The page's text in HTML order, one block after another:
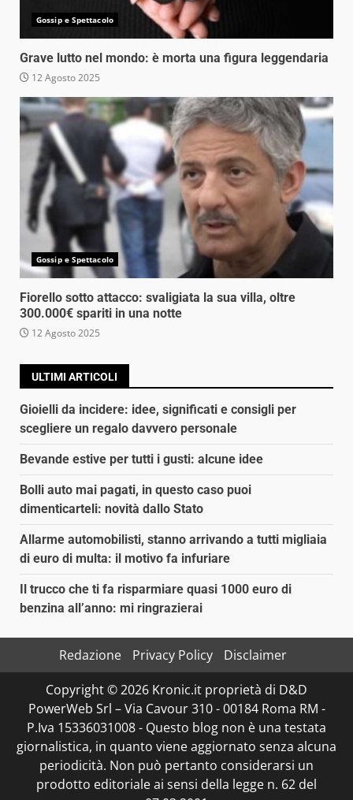
Gossip e Spettacolo
Grave lutto nel mondo: è morta una figura leggendaria
12 Agosto 2025
Gossip e Spettacolo
Fiorello sotto attacco: svaligiata la sua villa, oltre
300.000€ spariti in una notte
12 Agosto 2025
ULTIMI ARTICOLI
Gioielli da incidere: idee, significati e consigli per
scegliere un regalo davvero personale
Bevande estive per tutti i gusti: alcune idee
Bolli auto mai pagati, in questo caso puoi
dimenticarteli: novità dallo Stato
Allarme automobilisti, stanno arrivando a tutti migliaia
di euro di multa: il motivo fa infuriare
Il trucco che ti fa risparmiare quasi 1000 euro di
benzina all’anno: mi ringrazierai
Redazione Privacy Policy
Disclaimer
Copyright © 2026 Kronic.it proprietà di D&D
PowerWeb Srl – Via Cavour 310 - 00184 Roma RM -
P.Iva 15336031008 - Questo blog non è una testata
giornalistica, in quanto viene aggiornato senza alcuna
periodicità. Non può pertanto considerarsi un
prodotto editoriale ai sensi della legge n. 62 del